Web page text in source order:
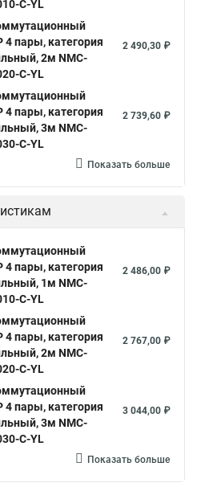
C-YL
4 пары, категория
2м NMC-
C-YL
2 490,30 ₽
4 пары, категория
3м NMC-
C-YL
2 739,60 ₽
Показать больше
4 пары, категория
1м NMC-
C-YL
2 486,00 ₽
4 пары, категория
2м NMC-
C-YL
2 767,00 ₽
4 пары, категория
3м NMC-
C-YL
3 044,00 ₽
Показать больше